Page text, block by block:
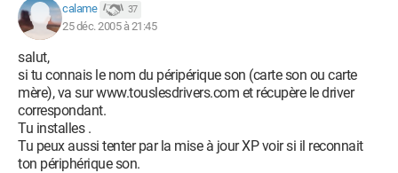
calame 37
25 déc. 2005 à 21:45
salut,
si tu connais le nom du péripérique son (carte son ou carte
mère), va sur www.touslesdrivers.com et récupère le driver
correspondant.
Tu installes .
Tu peux aussi tenter par la mise à jour XP voir si il reconnait
ton périphérique son.